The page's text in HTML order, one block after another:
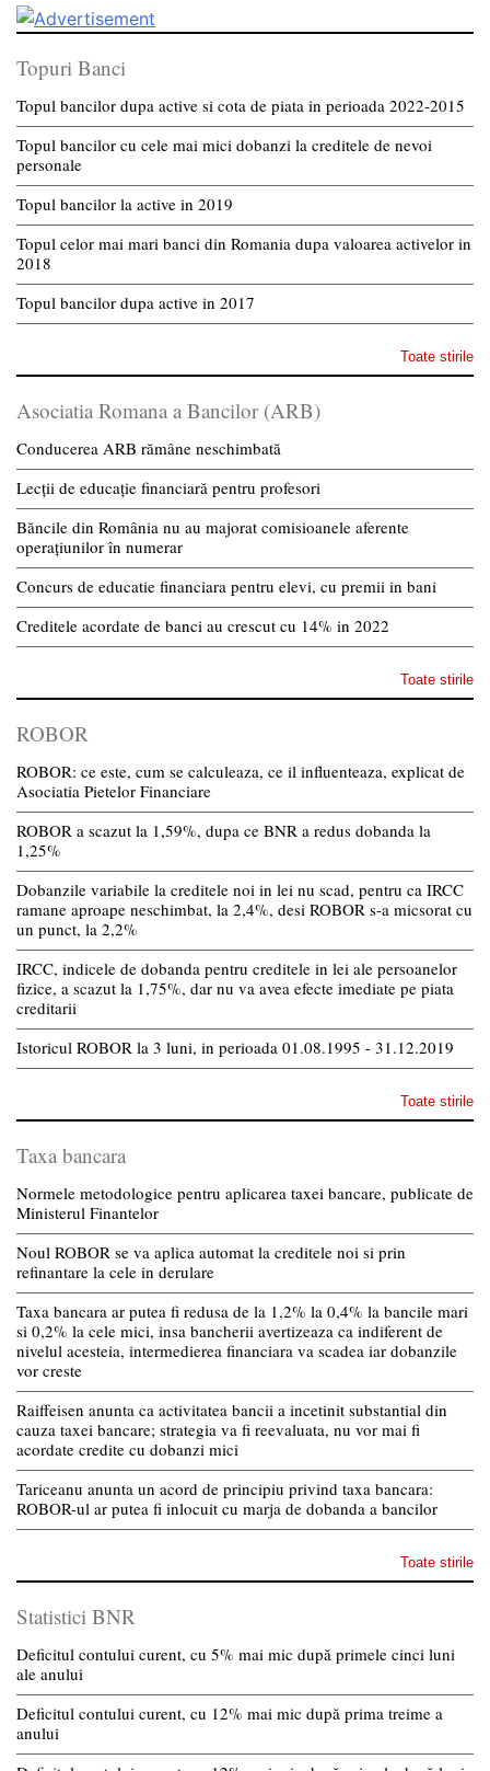
Topuri Banci
Topul bancilor dupa active si cota de piata in perioada 2022-2015
Topul bancilor cu cele mai mici dobanzi la creditele de nevoi
personale
Topul bancilor la active in 2019
Topul celor mai mari banci din Romania dupa valoarea activelor in
2018
Topul bancilor dupa active in 2017
Toate stirile
Asociatia Romana a Bancilor (ARB)
Conducerea ARB rămâne neschimbată
Lecții de educație financiară pentru profesori
Băncile din România nu au majorat comisioanele aferente
operațiunilor în numerar
Concurs de educatie financiara pentru elevi, cu premii in bani
Creditele acordate de banci au crescut cu 14% in 2022
Toate stirile
ROBOR
ROBOR: ce este, cum se calculeaza, ce il influenteaza, explicat de
Asociatia Pietelor Financiare
ROBOR a scazut la 1,59%, dupa ce BNR a redus dobanda la
1,25%
Dobanzile variabile la creditele noi in lei nu scad, pentru ca IRCC
ramane aproape neschimbat, la 2,4%, desi ROBOR s-a micsorat cu
un punct, la 2,2%
IRCC, indicele de dobanda pentru creditele in lei ale persoanelor
fizice, a scazut la 1,75%, dar nu va avea efecte imediate pe piata
creditarii
Istoricul ROBOR la 3 luni, in perioada 01.08.1995 - 31.12.2019
Toate stirile
Taxa bancara
Normele metodologice pentru aplicarea taxei bancare, publicate de
Ministerul Finantelor
Noul ROBOR se va aplica automat la creditele noi si prin
refinantare la cele in derulare
Taxa bancara ar putea fi redusa de la 1,2% la 0,4% la bancile mari
si 0,2% la cele mici, insa bancherii avertizeaza ca indiferent de
nivelul acesteia, intermedierea financiara va scadea iar dobanzile
vor creste
Raiffeisen anunta ca activitatea bancii a incetinit substantial din
cauza taxei bancare; strategia va fi reevaluata, nu vor mai fi
acordate credite cu dobanzi mici
Tariceanu anunta un acord de principiu privind taxa bancara:
ROBOR-ul ar putea fi inlocuit cu marja de dobanda a bancilor
Toate stirile
Statistici BNR
Deficitul contului curent, cu 5% mai mic după primele cinci luni
ale anului
Deficitul contului curent, cu 12% mai mic după prima treime a
anului